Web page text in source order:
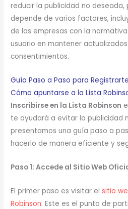
reducir la publicidad no deseada,
depende de varios factores,
de las empresas con la
usuario en mantener
consentimientos.
Guía Paso a Paso para
Cómo apuntarse a la Lista
Inscribirse en la Lista Robinson
te ayudará a evitar la publicidad
presentamos una guía paso a
hacerlo de manera eficiente y
Paso 1: Accede al Sitio Web
El primer paso es visitar elsitio
Robinson. Este es el punto de